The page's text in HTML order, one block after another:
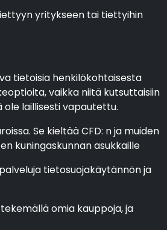
yritykseen tai tiettyihin
tietoisia henkilökohtaisesta
vaikka niitä kutsuttaisiin
ole laillisesti vapautettu.
Se kieltää CFD: n ja muiden
kuningaskunnan asukkaille
tietosuojakäytännön ja
omia kauppoja, ja